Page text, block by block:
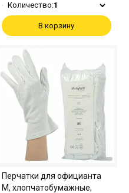
Количество:1
В корзину
Перчатки для официанта
M, хлопчатобумажные,